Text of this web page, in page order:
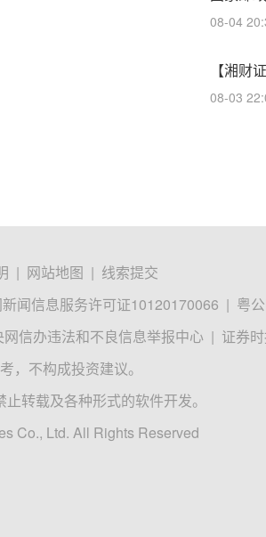
08-04
【湘财
08-03
| 网站地图 | 线索提交
闻信息服务许可证10120170066 | 粤
网信办违法和不良信息举报中心 | 证券
，不构成投资建议。
转载及各种形式的软件开发。
Co., Ltd. All Rights Reserved